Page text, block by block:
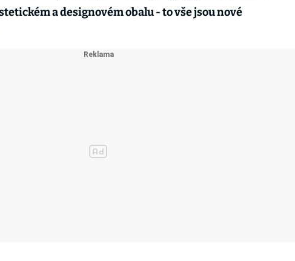
a designovém obalu - to vše jsou nové